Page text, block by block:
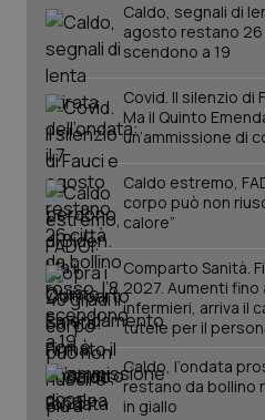
Caldo, segnali di
agosto restano 26
scendono a 19
Covid. Il silenzio di
Ma il Quinto
un’ammissione di
Caldo estremo,
corpo può non
calore”
Comparto Sanità.
2027. Aumenti
infermieri, arriva il
tutele per il
Caldo, l’ondata
restano da bollino
in giallo
_ga